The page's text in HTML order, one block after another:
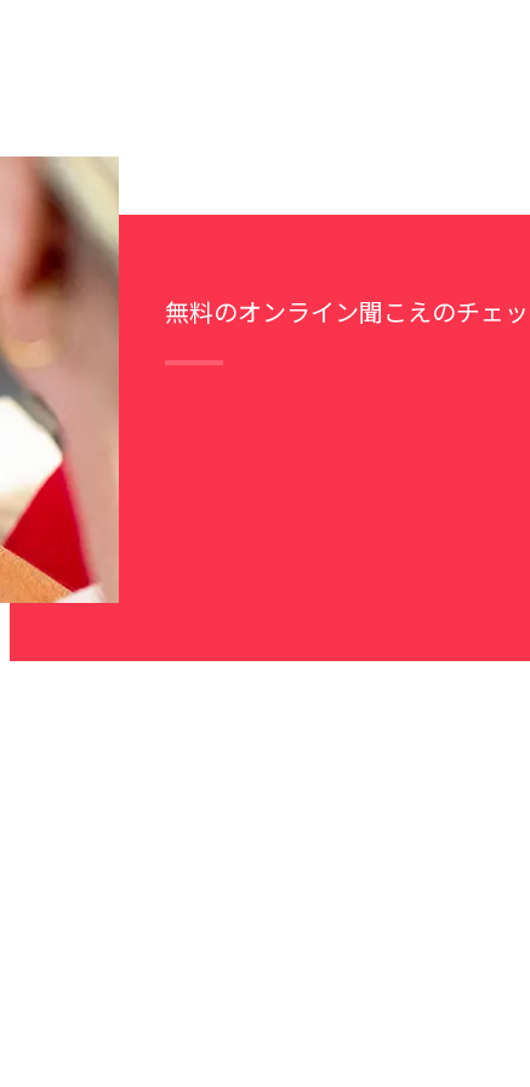
無料のオンライン聞こえのチェ